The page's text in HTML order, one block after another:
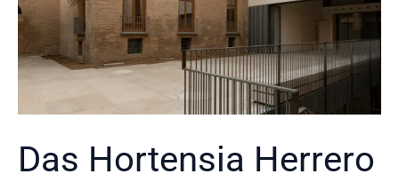
Das Hortensia Herrero